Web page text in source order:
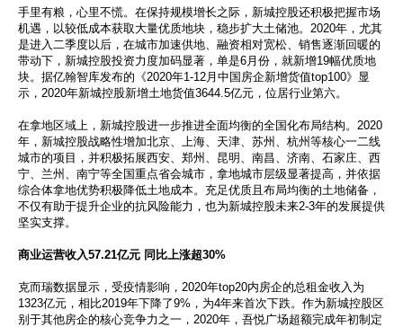
手里有粮，心里不慌。在保持规模增长之际，新城控股还积极把握市场
机遇，以较低成本获取大量优质地块，稳步扩大土储池。2020年，尤其
是进入二季度以后，在城市加速供地、融资相对宽松、销售逐渐回暖的
带动下，新城控股投资力度加码显著，单是6月份，就新增19幅优质地
块。据亿翰智库发布的《2020年1-12月中国房企新增货值top100》显
示，2020年新城控股新增土地货值3644.5亿元，位居行业第六。
在拿地区域上，新城控股进一步推进全面均衡的全国化布局结构。2020
年，新城控股战略性增加北京、上海、天津、苏州、杭州等核心一二线
城市的项目，并积极拓展西安、郑州、昆明、南昌、济南、石家庄、西
宁、兰州、南宁等全国重点省会城市，拿地城市层级显著提高，并依据
综合体拿地优势积极降低土地成本。充足优质且布局均衡的土地储备，
不仅有助于提升企业的抗风险能力，也为新城控股未来2-3年的发展提供
坚实支撑。
商业运营收入57.21亿元 同比上涨超30%
克而瑞数据显示，受疫情影响，2020年top20内房企的总租金收入为
1323亿元，相比2019年下降了9%，为4年来首次下跌。作为新城控股区
别于其他房企的核心竞争力之一，2020年，吾悦广场超额完成年初制定